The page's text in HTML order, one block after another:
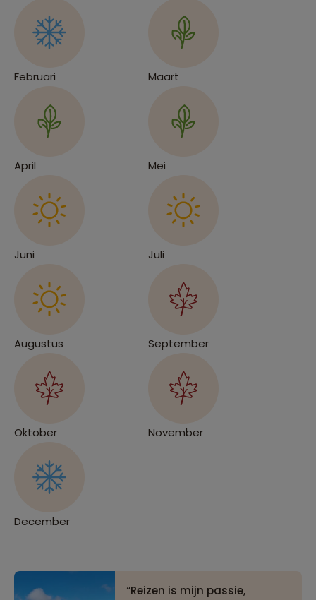
Reizen is mijn passie,
Februari Maart
April Mei
Juni Juli
Augustus September
Oktober November
December